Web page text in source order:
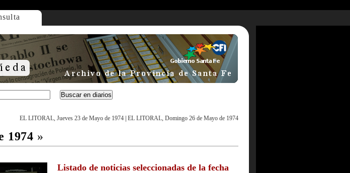
EL LITORAL, Jueves 23 de Mayo de 1974 EL LITORAL, Domingo 26 de Mayo de 1974
1974 »
Listado de noticias seleccionadas de la fecha